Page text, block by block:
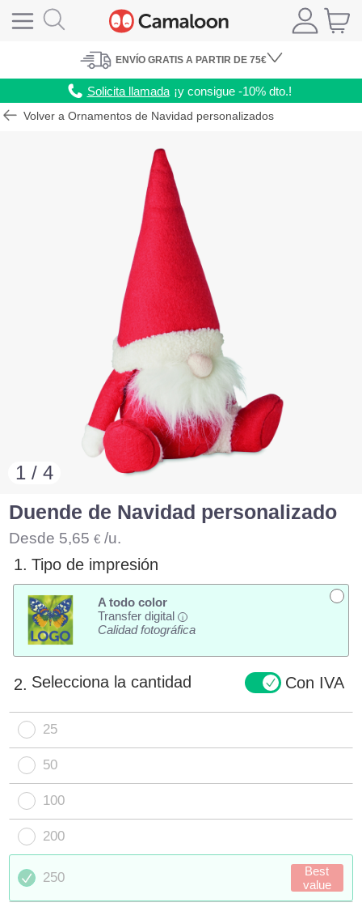
ENVÍO GRATIS A PARTIR DE 75€
Solicita llamada ¡y consigue -10% dto.!
Volver a Ornamentos de Navidad personalizados
1 / 4
Duende de Navidad personalizado
Desde 5,65 € /u.
1. Tipo de impresión
A todo color
Transfer digital
i
Calidad fotográfica
2. Selecciona la cantidad Con IVA
25
50
100
200
250
Best
value